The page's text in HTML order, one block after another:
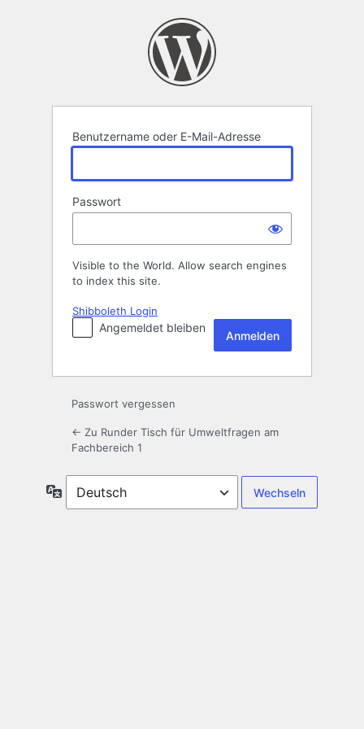
Benutzername oder E-Mail-Adresse
Passwort
Visible to the World. Allow search engines
to index this site.
Shibboleth Login
Angemeldet bleiben
Passwort vergessen
← Zu Runder Tisch für Umweltfragen am
Fachbereich 1
Sprache